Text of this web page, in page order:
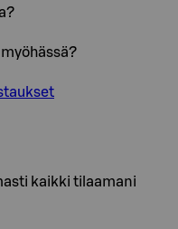
kaikki tilaamani